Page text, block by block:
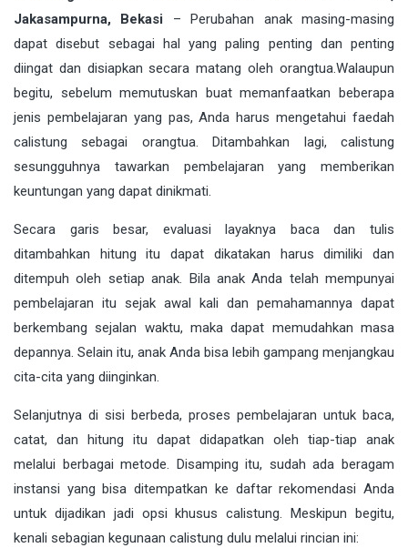
Jakasampurna, Bekasi
– Perubahan anak masing-masing
dapat disebut sebagai hal yang paling penting dan penting
diingat dan disiapkan secara matang oleh orangtua.Walaupun
begitu, sebelum memutuskan buat memanfaatkan beberapa
jenis pembelajaran yang pas, Anda harus mengetahui faedah
calistung sebagai orangtua. Ditambahkan lagi, calistung
sesungguhnya tawarkan pembelajaran yang memberikan
keuntungan yang dapat dinikmati.
Secara garis besar, evaluasi layaknya baca dan tulis
ditambahkan hitung itu dapat dikatakan harus dimiliki dan
ditempuh oleh setiap anak. Bila anak Anda telah mempunyai
pembelajaran itu sejak awal kali dan pemahamannya dapat
berkembang sejalan waktu, maka dapat memudahkan masa
depannya. Selain itu, anak Anda bisa lebih gampang menjangkau
cita-cita yang diinginkan.
Selanjutnya di sisi berbeda, proses pembelajaran untuk baca,
catat, dan hitung itu dapat didapatkan oleh tiap-tiap anak
melalui berbagai metode. Disamping itu, sudah ada beragam
instansi yang bisa ditempatkan ke daftar rekomendasi Anda
untuk dijadikan jadi opsi khusus calistung. Meskipun begitu,
kenali sebagian kegunaan calistung dulu melalui rincian ini: